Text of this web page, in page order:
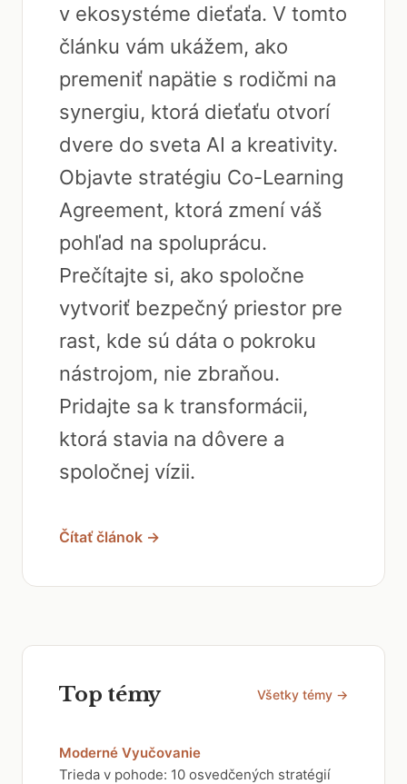
v ekosystéme dieťaťa. V tomto
článku vám ukážem, ako
premeniť napätie s rodičmi na
synergiu, ktorá dieťaťu otvorí
dvere do sveta AI a kreativity.
Objavte stratégiu Co-Learning
Agreement, ktorá zmení váš
pohľad na spoluprácu.
Prečítajte si, ako spoločne
vytvoriť bezpečný priestor pre
rast, kde sú dáta o pokroku
nástrojom, nie zbraňou.
Pridajte sa k transformácii,
ktorá stavia na dôvere a
spoločnej vízii.
Čítať článok →
Top témy Všetky témy →
Moderné Vyučovanie
Trieda v pohode: 10 osvedčených stratégií